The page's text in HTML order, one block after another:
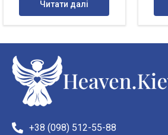
Читати далі
+38 (098) 512-55-88